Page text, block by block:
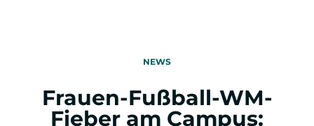
NEWS
Frauen-Fußball-WM-
Fieber am Campus: